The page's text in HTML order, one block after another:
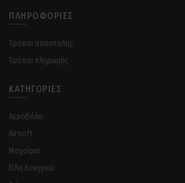
ΠΛΗΡΟΦΟΡΊΕΣ
Tρόποι αποστολής
Tρόποι πληρωμής
ΚΑΤΗΓΟΡΊΕΣ
Αεροβόλα
Airsoft
Μαχαίρια
Είδη Κυνηγιού